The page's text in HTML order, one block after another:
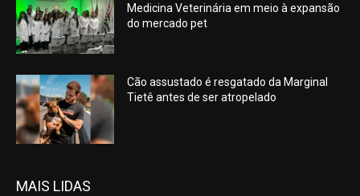
Medicina Veterinária em meio à expansão
do mercado pet
Cão assustado é resgatado da Marginal
Tietê antes de ser atropelado
MAIS LIDAS